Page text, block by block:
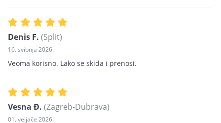
Denis F. (Split)
16. svibnja 2026.
Veoma korisno. Lako se skida i prenosi.
Vesna Đ. (Zagreb-Dubrava)
01. veljače 2026.